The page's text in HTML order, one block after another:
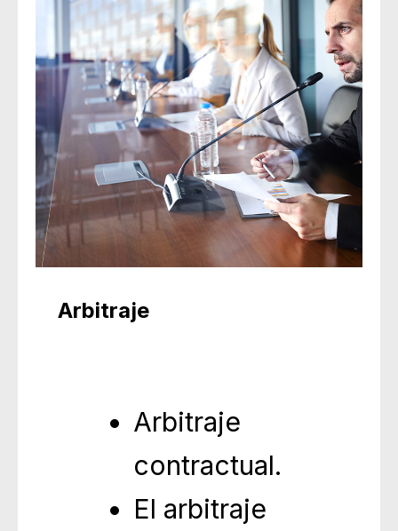
Arbitraje
Arbitraje
contractual.
El arbitraje